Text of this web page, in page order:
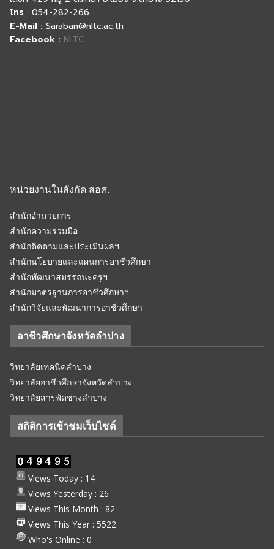
โทร : 054-282-266
E-Mail : Saraban@nltc.ac.th
Facebook : NLTC
หน่วยงานในสังกัด สอศ.
สำนักอำนวยการ
สำนักความร่วมมือ
สำนักติดตามและประเมินผลฯ
สำนักนโยบายและแผนการอาชีวศึกษา
สำนักพัฒนาสมรรถนะครูฯ
สำนักมาตรฐานการอาชีวศึกษาฯ
สำนักวิจัยและพัฒนาการอาชีวศึกษา
อาชีวศึกษาจังหวัดลำปาง
วิทยาลัยเทคนิคลำปาง
วิทยาลัยอาชีวศึกษาจังหวัดลำปาง
วิทยาลัยสารพัดช่างลำปาง
สถิติการเข้าชมเว็บไซต์
Views Today : 14
Views Yesterday : 26
Views This Month : 82
Views This Year : 5522
Who's Online : 0